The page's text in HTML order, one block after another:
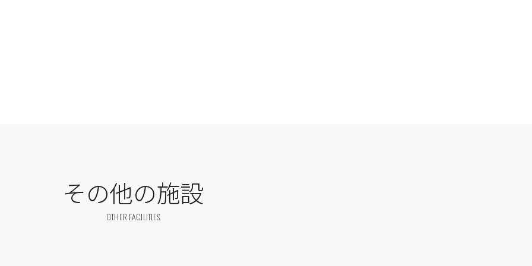
その他の施設
OTHER FACILITIES